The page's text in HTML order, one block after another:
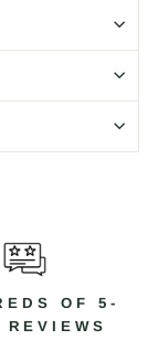
OF 5-
REVIEWS